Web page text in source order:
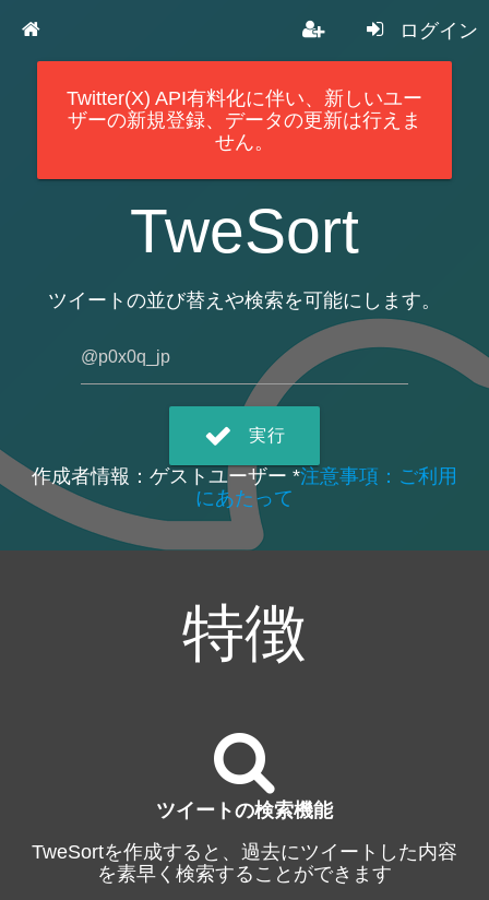
ログイン
Twitter(X) API有料化に伴い、新しいユー
ザーの新規登録、データの更新は行えま
せん。
TweSort
ツイートの並び替えや検索を可能にします。
実行
作成者情報：ゲストユーザー *注意事項：ご利用
にあたって
特徴
ツイートの検索機能
TweSortを作成すると、過去にツイートした内容
を素早く検索することができます